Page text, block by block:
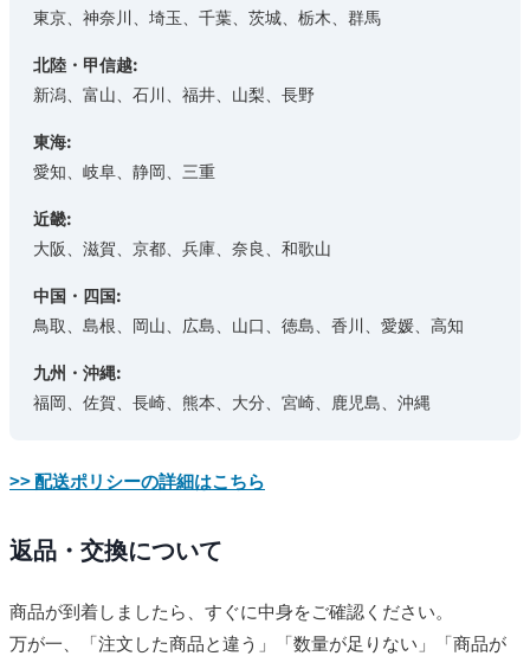
東京、神奈川、埼玉、千葉、茨城、栃木、群馬
北陸・甲信越:
新潟、富山、石川、福井、山梨、長野
東海:
愛知、岐阜、静岡、三重
近畿:
大阪、滋賀、京都、兵庫、奈良、和歌山
中国・四国:
鳥取、島根、岡山、広島、山口、徳島、香川、愛媛、高知
九州・沖縄:
福岡、佐賀、長崎、熊本、大分、宮崎、鹿児島、沖縄
>> 配送ポリシーの詳細はこちら
返品・交換について
商品が到着しましたら、すぐに中身をご確認ください。
万が一、「注文した商品と違う」「数量が足りない」「商品が